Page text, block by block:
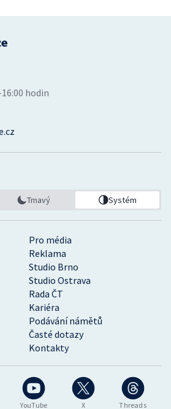
YouTube X Threads
Pro média
Reklama
Studio Brno
Studio Ostrava
Rada ČT
Kariéra
Podávání námětů
Časté dotazy
Kontakty
hodin
Tmavý Systém